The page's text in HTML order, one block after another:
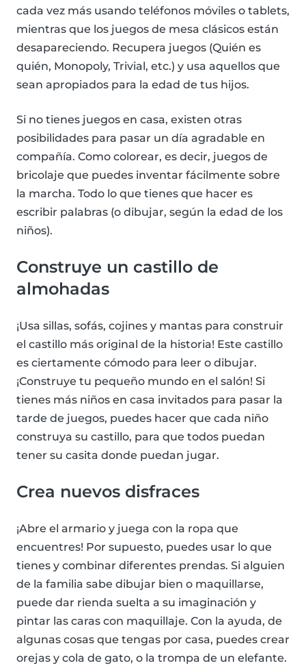
cada vez más usando teléfonos móviles o tablets,
mientras que los juegos de mesa clásicos están
desapareciendo. Recupera juegos (Quién es
quién, Monopoly, Trivial, etc.) y usa aquellos que
sean apropiados para la edad de tus hijos.
Si no tienes juegos en casa, existen otras
posibilidades para pasar un día agradable en
compañía. Como colorear, es decir, juegos de
bricolaje que puedes inventar fácilmente sobre
la marcha. Todo lo que tienes que hacer es
escribir palabras (o dibujar, según la edad de los
niños).
Construye un castillo de
almohadas
¡Usa sillas, sofás, cojines y mantas para construir
el castillo más original de la historia! Este castillo
es ciertamente cómodo para leer o dibujar.
¡Construye tu pequeño mundo en el salón! Si
tienes más niños en casa invitados para pasar la
tarde de juegos, puedes hacer que cada niño
construya su castillo, para que todos puedan
tener su casita donde puedan jugar.
Crea nuevos disfraces
¡Abre el armario y juega con la ropa que
encuentres! Por supuesto, puedes usar lo que
tienes y combinar diferentes prendas. Si alguien
de la familia sabe dibujar bien o maquillarse,
puede dar rienda suelta a su imaginación y
pintar las caras con maquillaje. Con la ayuda, de
algunas cosas que tengas por casa, puedes crear
orejas y cola de gato, o la trompa de un elefante.